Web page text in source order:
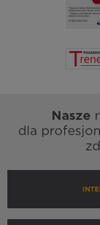
Nasze
dla